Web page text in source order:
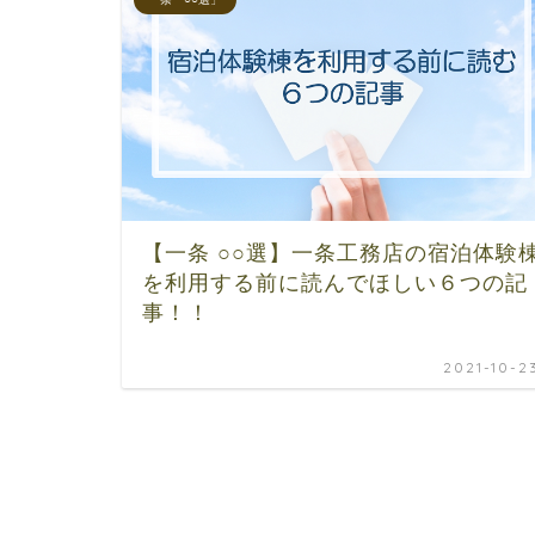
【一条 ○○選】一条工務店の宿泊体験
を利用する前に読んでほしい６つの記
事！！
2021-10-